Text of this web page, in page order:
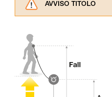
AVVISO TITOLO
capire queste
formazione ed un